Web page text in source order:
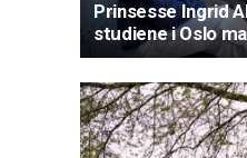
Prinsesse Ingrid
studiene i Oslo